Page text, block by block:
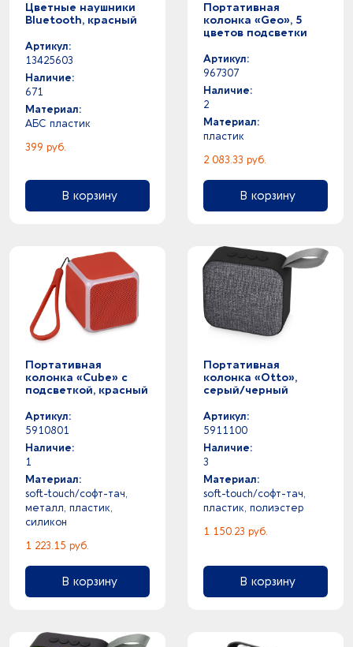
Цветные наушники
Bluetooth, красный
Артикул:
13425603
Наличие:
671
Материал:
АБС пластик
399 руб.
В корзину
Портативная
колонка «Geo», 5
цветов подсветки
Артикул:
967307
Наличие:
2
Материал:
пластик
2 083.33 руб.
В корзину
Портативная
колонка «Cube» с
подсветкой, красный
Артикул:
5910801
Наличие:
1
Материал:
soft-touch/софт-тач,
металл, пластик,
силикон
1 223.15 руб.
В корзину
Портативная
колонка «Otto»,
серый/черный
Артикул:
5911100
Наличие:
3
Материал:
soft-touch/софт-тач,
пластик, полиэстер
1 150.23 руб.
В корзину